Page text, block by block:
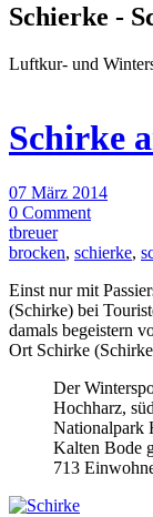
Schierke -
Luftkur- und
Schirke
07 März 2014
0 Comment
tbreuer
brocken, schierke,
Einst nur mit
(Schirke) bei
damals begeistern
Ort Schirke
Der
Hochharz,
Nationalpark
Kalten Bode
713